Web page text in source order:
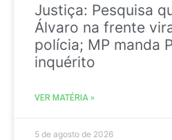
Justiça: Pesquisa
Álvaro na frente
polícia; MP manda
inquérito
VER MATÉRIA »
5 de agosto de 2026